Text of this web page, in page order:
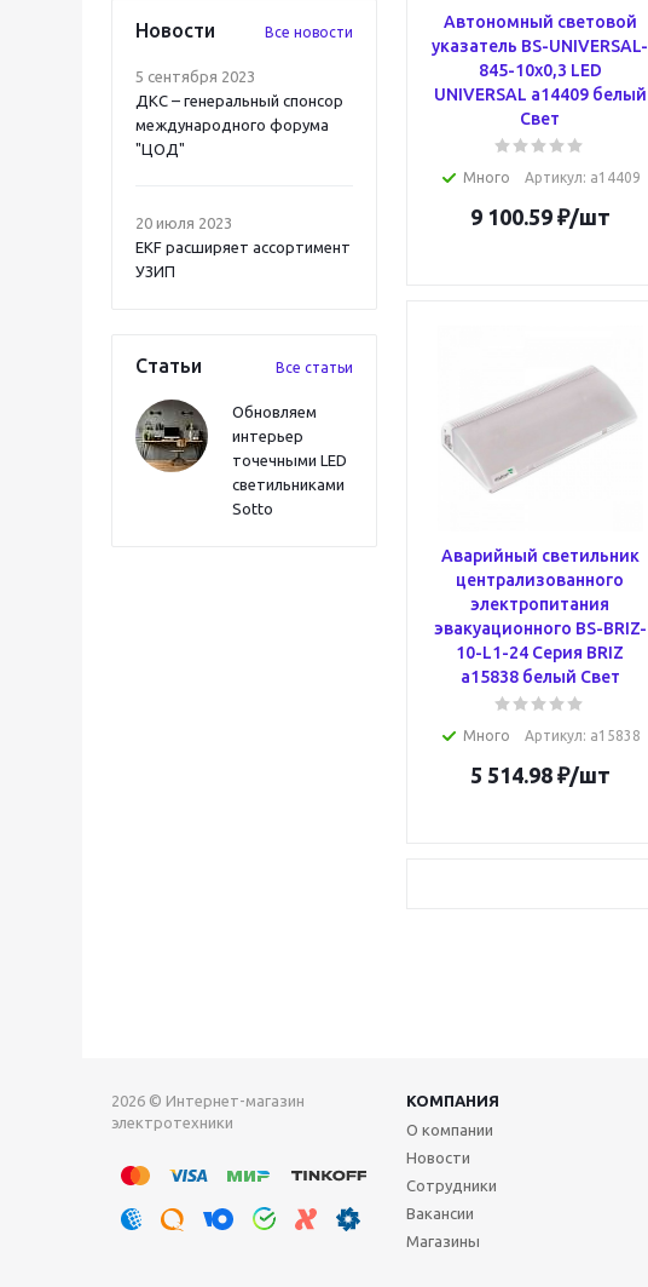
Новости Все новости
5 сентября 2023
ДКС – генеральный спонсор
международного форума
"ЦОД"
20 июля 2023
EKF расширяет ассортимент
УЗИП
Статьи Все статьи
Обновляем
интерьер
точечными LED
светильниками
Sotto
Автономный световой
указатель BS-UNIVERSAL-
845-10x0,3 LED
UNIVERSAL a14409 белый
Свет
Много Артикул: a14409
9 100.59₽/шт
Аварийный светильник
централизованного
электропитания
эвакуационного BS-BRIZ-
10-L1-24 Серия BRIZ
a15838 белый Свет
Много Артикул: a15838
5 514.98₽/шт
2026 © Интернет-магазин
электротехники
КОМПАНИЯ
О компании
Новости
Сотрудники
Вакансии
Магазины